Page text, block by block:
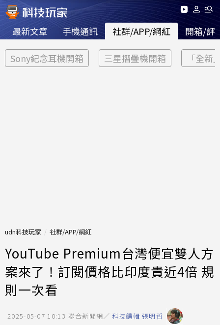
最新文章 手機通訊 社群/APP/網紅 開箱/評
Sony紀念耳機開箱 三星摺疊機開箱 「全新
udn科技玩家 社群/APP/網紅
YouTube Premium台灣便宜雙人方
案來了！訂閱價格比印度貴近4倍 規
則一次看
2025-05-07 10:13 聯合新聞網／ 科技編輯 張明哲